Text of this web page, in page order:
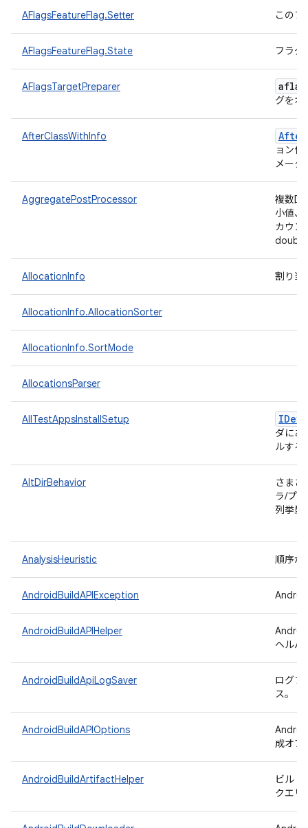
AFlagsFeatureFlag.Setter この
AFlagsFeatureFlag.State フラグ
AFlagsTargetPreparer
グをオ
AfterClassWithInfo After
ョン
メータ
AggregatePostProcessor
複数回
小値、
カウン
double
AllocationInfo 割り当
AllocationInfo.AllocationSorter
AllocationInfo.SortMode
AllocationsParser
AllTestAppsInstallSetup
ダにあ
ルする
AltDirBehavior
さまざ
ラ/プ
列挙型
AnalysisHeuristic 順序が
AndroidBuildAPIException
AndroidBuildAPIHelper
ヘルパ
AndroidBuildApiLogSaver
ログフ
ス。
AndroidBuildAPIOptions
成オプ
AndroidBuildArtifactHelper
ビルド
クエリ